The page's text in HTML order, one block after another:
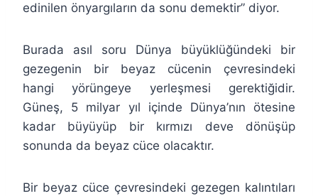
edinilen önyargıların da sonu demektir” diyor.
Burada asıl soru Dünya büyüklüğündeki bir
gezegenin bir beyaz cücenin çevresindeki
hangi yörüngeye yerleşmesi gerektiğidir.
Güneş, 5 milyar yıl içinde Dünya’nın ötesine
kadar büyüyüp bir kırmızı deve dönüşüp
sonunda da beyaz cüce olacaktır.
Bir beyaz cüce çevresindeki gezegen kalıntıları